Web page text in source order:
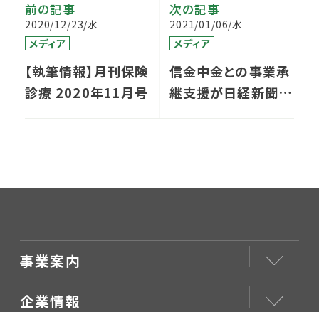
前の記事
2020/12/23/水
メディア
【執筆情報】月刊保険
診療 2020年11月号
次の記事
2021/01/06/水
メディア
信金中金との事業承
継支援が日経新聞で
事業案内
企業情報